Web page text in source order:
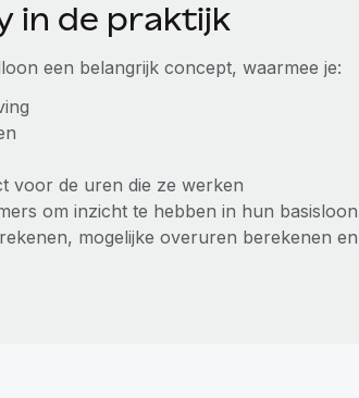
in de praktijk
een belangrijk concept, waarmee je:
voor de uren die ze werken
om inzicht te hebben in hun
mogelijke overuren berekenen